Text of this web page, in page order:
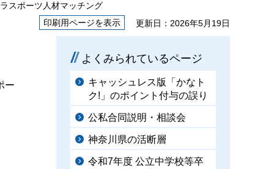
スポーツ人材マッチング
印刷用ページを表示
更新日：2026年5月19日
ー
よくみられているページ
キャッシュレス版「かなト
ク!」のポイント付与の誤り
公私合同説明・相談会
神奈川県の活断層
令和7年度 公立中学校等卒